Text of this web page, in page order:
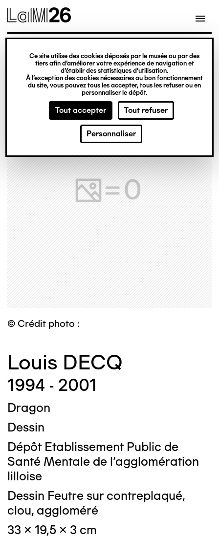
Gestion des cookies
Ce site utilise des cookies déposés par le musée ou par des
tiers afin d’améliorer votre expérience de navigation et
d’établir des statistiques d’utilisation.
À l’exception des cookies nécessaires au bon fonctionnement
du site, vous pouvez tous les accepter, tous les refuser ou en
personnaliser le dépôt.
Tout accepter Tout refuser
Personnaliser
contenu
© Crédit photo :
Louis DECQ
1994 - 2001
Dragon
Dessin
Dépôt Etablissement Public de
Santé Mentale de l'agglomération
lilloise
Dessin Feutre sur contreplaqué,
clou, aggloméré
33 x 19,5 x 3 cm